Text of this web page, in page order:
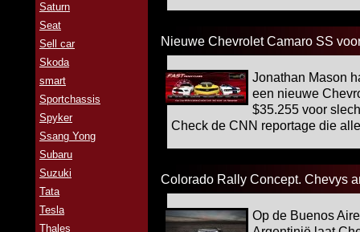
Saturn
Seat
Sell car
Skoda
smart
Sportchassis
Spyker
Ssang Yong
Subaru
Suzuki
Tata
Tesla
Thales
Nieuwe Chevrolet Camaro SS
Jonathan Mason
een nieuwe
$35.255 voor
Check de CNN reportage die
Colorado Rally Concept. Chevys
Op de Buenos